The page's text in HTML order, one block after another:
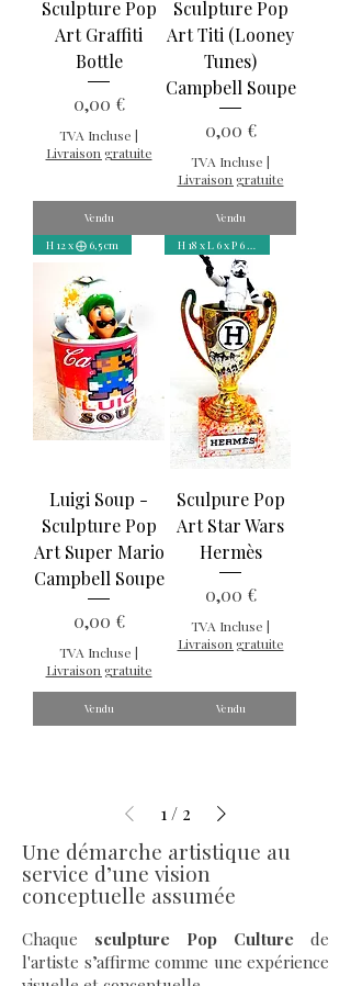
Sculpture Pop
Art Graffiti
Bottle
Prix
0,00 €
TVA Incluse |
Livraison gratuite
Vendu
Sculpture Pop
Art Titi (Looney
Tunes)
Campbell Soupe
Prix
0,00 €
TVA Incluse |
Livraison gratuite
Vendu
H 12 x ⨁ 6,5 cm
Luigi Soup -
Sculpture Pop
Art Super Mario
Campbell Soupe
Prix
0,00 €
TVA Incluse |
Livraison gratuite
Vendu
Sculpure Pop
Art Star Wars
Hermès
Prix
0,00 €
TVA Incluse |
Livraison gratuite
Vendu
1 / 2
Une démarche artistique au
service d’une vision
conceptuelle assumée
Chaque sculpture Pop Culture de
l'artiste s’affirme comme une expérience